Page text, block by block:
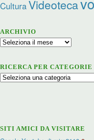
CulturaVideoteca
ARCHIVIO
Archivio
RICERCA PER CATEGORIE
Ricerca
SITI AMICI DA VISITARE